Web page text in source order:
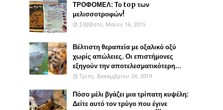
ΤΡΟΦΟΜΕΛ: Το top των
μελισσοτροφών!
Σάββατο, Μαΐου 16, 2015
Βέλτιστη θεραπεία με οξαλικό οξύ
χωρίς απώλειες. Οι επιστήμονες
εξηγούν την αποτελεσματικότερη...
Τρίτη, Δεκεμβρίου 24, 2019
Πόσο μέλι βγάζει μια τρίπατη κυψέλη:
Δείτε αυτό τον τρύγο που έγινε